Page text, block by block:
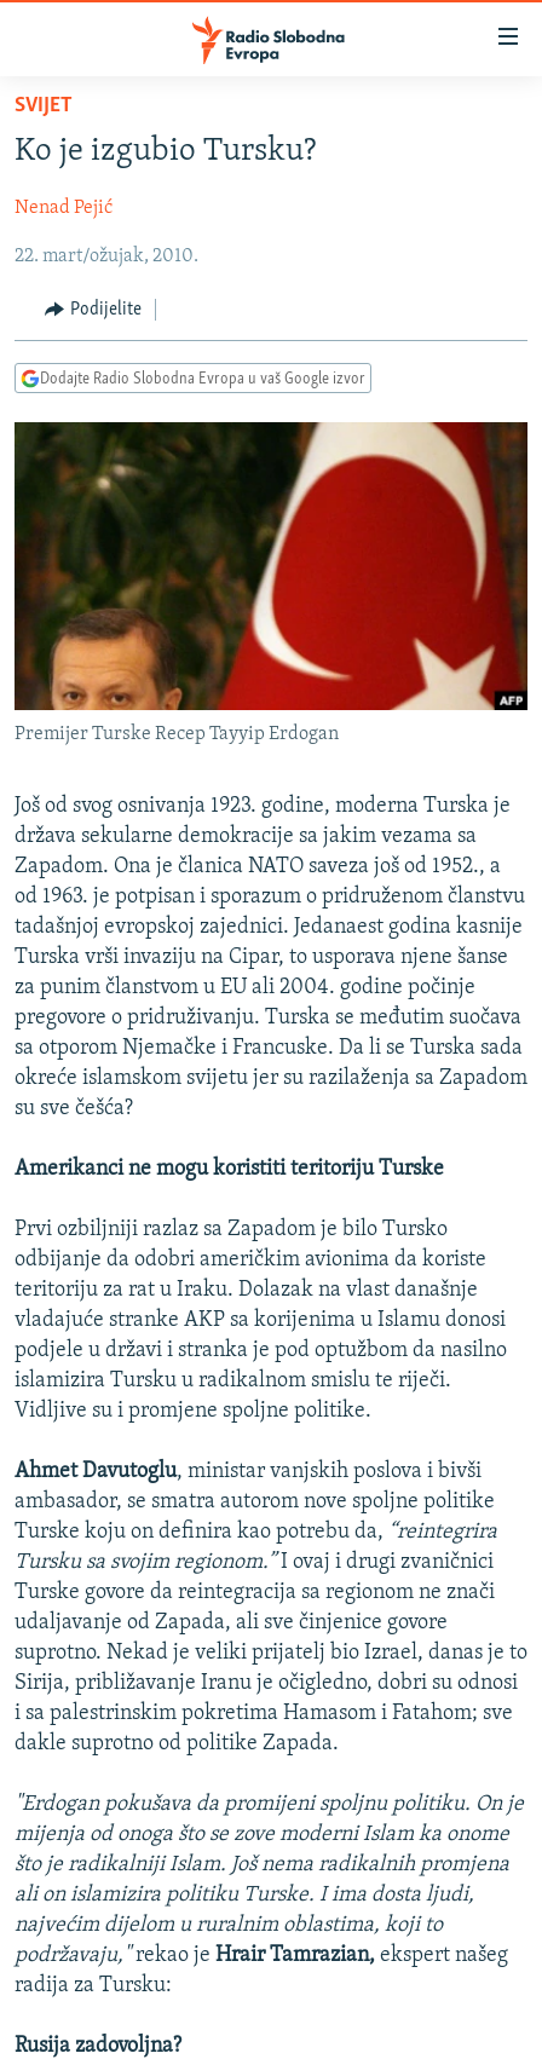
Pređite
glavni
Pređite
na
navigaciju
Pređite
na
pretragu
BOSNA I HERCEGOVINA
SRBIJA
KOSOVO
CRNA GORA
VIZUELNO
VIDEO
FOTOGALERIJE
INFOGRAFIKE
PODCASTI
RAT U UKRAJINI
KINA NA BALKANU
RSE PRIČE IZ SVIJETA
ISPRIČAJ MI
DNEVNO@RSE
SPECIJALI RSE
VIŠE OD NASLOVA
GENOCID U SREBRENICI
TV LIBERTY
POST SCRIPTUM
MOJA EVROPA
TRI DECENIJE OD RATA U BIH
SVE KARTE DEJTONA
NASTANAK I RASPAD JUGOSLAVIJE
PRATITE NAS
Sve RFE/RL stranice
SVIJET
Ko je izgubio Tursku?
Nenad Pejić
22. mart/ožujak, 2010.
Podijelite
Dodajte Radio Slobodna Evropa u vaš Google izvor
Premijer Turske Recep Tayyip Erdogan
Još od svog osnivanja 1923. godine, moderna Turska je
država sekularne demokracije sa jakim vezama sa
Zapadom. Ona je članica NATO saveza još od 1952., a
od 1963. je potpisan i sporazum o pridruženom članstvu
tadašnjoj evropskoj zajednici. Jedanaest godina kasnije
Turska vrši invaziju na Cipar, to usporava njene šanse
za punim članstvom u EU ali 2004. godine počinje
pregovore o pridruživanju. Turska se međutim suočava
sa otporom Njemačke i Francuske. Da li se Turska sada
okreće islamskom svijetu jer su razilaženja sa Zapadom
su sve češća?
Amerikanci ne mogu koristiti teritoriju Turske
Prvi ozbiljniji razlaz sa Zapadom je bilo Tursko
odbijanje da odobri američkim avionima da koriste
teritoriju za rat u Iraku. Dolazak na vlast današnje
vladajuće stranke AKP sa korijenima u Islamu donosi
podjele u državi i stranka je pod optužbom da nasilno
islamizira Tursku u radikalnom smislu te riječi.
Vidljive su i promjene spoljne politike.
Ahmet Davutoglu, ministar vanjskih poslova i bivši
ambasador, se smatra autorom nove spoljne politike
Turske koju on definira kao potrebu da, “reintegrira
Tursku sa svojim regionom.”I ovaj i drugi zvaničnici
Turske govore da reintegracija sa regionom ne znači
udaljavanje od Zapada, ali sve činjenice govore
suprotno. Nekad je veliki prijatelj bio Izrael, danas je to
Sirija, približavanje Iranu je očigledno, dobri su odnosi
i sa palestrinskim pokretima Hamasom i Fatahom; sve
dakle suprotno od politike Zapada.
"Erdogan pokušava da promijeni spoljnu politiku. On je
mijenja od onoga što se zove moderni Islam ka onome
što je radikalniji Islam. Još nema radikalnih promjena
ali on islamizira politiku Turske. I ima dosta ljudi,
najvećim dijelom u ruralnim oblastima, koji to
podržavaju,"rekao je Hrair Tamrazian, ekspert našeg
radija za Tursku:
Rusija zadovoljna?